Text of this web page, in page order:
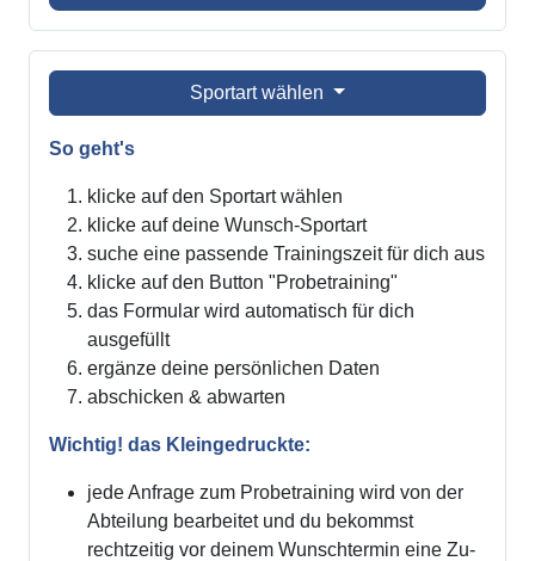
Sportart wählen
So geht's
klicke auf den Sportart wählen
klicke auf deine Wunsch-Sportart
suche eine passende Trainingszeit für dich aus
klicke auf den Button "Probetraining"
das Formular wird automatisch für dich
ausgefüllt
ergänze deine persönlichen Daten
abschicken & abwarten
Wichtig! das Kleingedruckte:
jede Anfrage zum Probetraining wird von der
Abteilung bearbeitet und du bekommst
rechtzeitig vor deinem Wunschtermin eine Zu-